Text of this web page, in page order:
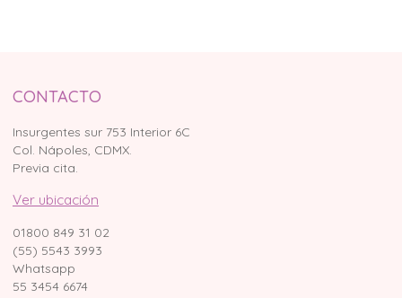
CONTACTO
Insurgentes sur 753 Interior 6C
Col. Nápoles, CDMX.
Previa cita.
Ver ubicación
01800 849 31 02
(55) 5543 3993
Whatsapp
55 3454 6674